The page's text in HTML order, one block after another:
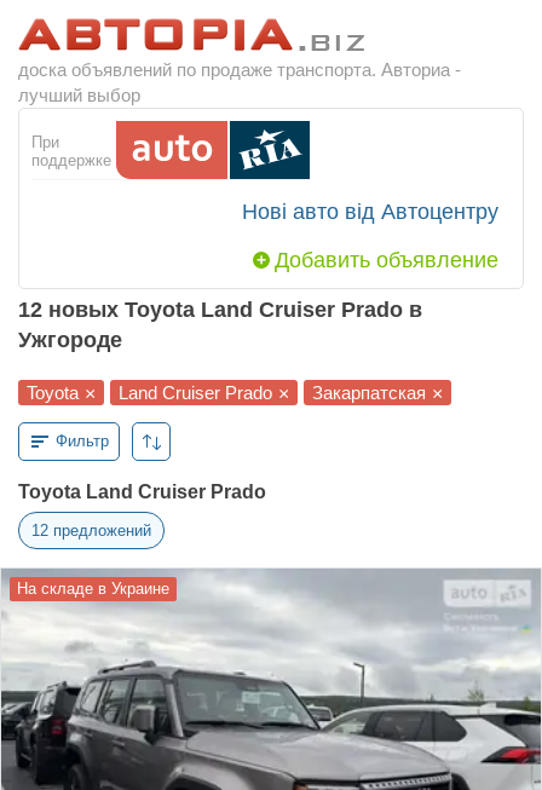
доска объявлений по продаже транспорта. Авториа -
лучший выбор
При
поддержке
Нові авто від Автоцентру
Добавить объявление
12 новых Toyota Land Cruiser Prado в
Ужгороде
Toyota × Land Cruiser Prado × Закарпатская ×
Фильтр
Toyota Land Cruiser Prado
12 предложений
На складе в Украине